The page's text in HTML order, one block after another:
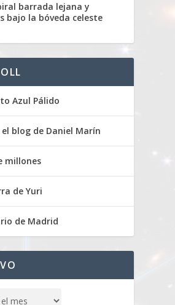
barrada lejana y
bajo la bóveda celeste
Azul Pálido
el blog de Daniel Marín
millones
de Yuri
de Madrid